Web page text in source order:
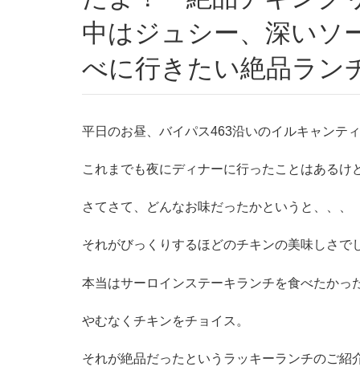
中はジュシー、深い
べに行きたい絶品ラン
平日のお昼、バイパス463沿いのイルキャンテ
これまでも夜にディナーに行ったことはあるけ
さてさて、どんなお味だったかというと、、、
それがびっくりするほどのチキンの美味しさで
本当はサーロインステーキランチを食べたかっ
やむなくチキンをチョイス。
それが絶品だったというラッキーランチのご紹